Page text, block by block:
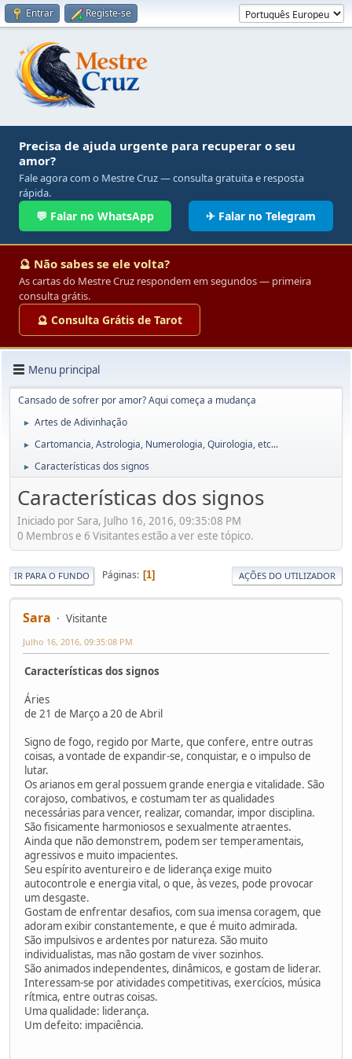
Entrar Registe-se
Precisa de ajuda urgente para recuperar o seu
amor?
Fale agora com o Mestre Cruz — consulta gratuita e resposta
rápida.
💬 Falar no WhatsApp ✈ Falar no Telegram
🔮 Não sabes se ele volta?
As cartas do Mestre Cruz respondem em segundos — primeira
consulta grátis.
🔮 Consulta Grátis de Tarot
Menu principal
Cansado de sofrer por amor? Aqui começa a mudança
► Artes de Adivinhação
► Cartomancia, Astrologia, Numerologia, Quirologia, etc...
► Características dos signos
Características dos signos
Iniciado por Sara, Julho 16, 2016, 09:35:08 PM
0 Membros e 6 Visitantes estão a ver este tópico.
IR PARA O FUNDO Páginas 1 AÇÕES DO UTILIZADOR
Sara Visitante
Julho 16, 2016, 09:35:08 PM
Características dos signos
Áries
de 21 de Março a 20 de Abril
Signo de fogo, regido por Marte, que confere, entre outras
coisas, a vontade de expandir-se, conquistar, e o impulso de
lutar.
Os arianos em geral possuem grande energia e vitalidade. São
corajoso, combativos, e costumam ter as qualidades
necessárias para vencer, realizar, comandar, impor disciplina.
São fisicamente harmoniosos e sexualmente atraentes.
Ainda que não demonstrem, podem ser temperamentais,
agressivos e muito impacientes.
Seu espírito aventureiro e de liderança exige muito
autocontrole e energia vital, o que, às vezes, pode provocar
um desgaste.
Gostam de enfrentar desafios, com sua imensa coragem, que
adoram exibir constantemente, e que é muito admirada.
São impulsivos e ardentes por natureza. São muito
individualistas, mas não gostam de viver sozinhos.
São animados independentes, dinâmicos, e gostam de liderar.
Interessam-se por atividades competitivas, exercícios, música
rítmica, entre outras coisas.
Uma qualidade: liderança.
Um defeito: impaciência.